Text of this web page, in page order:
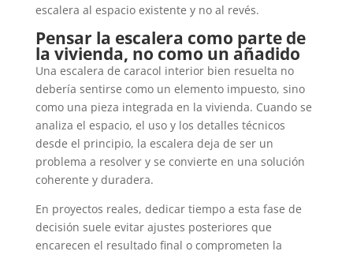
escalera al espacio existente y no al revés.
Pensar la escalera como parte de
la vivienda, no como un añadido
Una escalera de caracol interior bien resuelta no
debería sentirse como un elemento impuesto, sino
como una pieza integrada en la vivienda. Cuando se
analiza el espacio, el uso y los detalles técnicos
desde el principio, la escalera deja de ser un
problema a resolver y se convierte en una solución
coherente y duradera.
En proyectos reales, dedicar tiempo a esta fase de
decisión suele evitar ajustes posteriores que
encarecen el resultado final o comprometen la